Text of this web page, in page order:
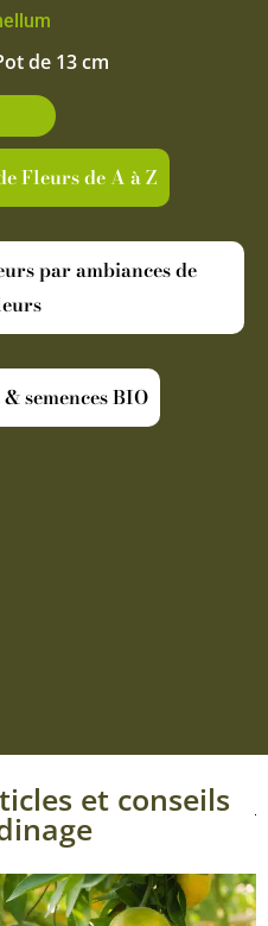
de 13 cm
Fleurs de A à Z
par ambiances de
semences BIO
et conseils